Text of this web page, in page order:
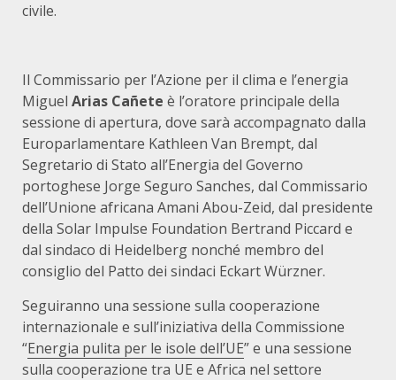
civile.
Il Commissario per l’Azione per il clima e l’energia
Miguel Arias Cañete è l’oratore principale della
sessione di apertura, dove sarà accompagnato dalla
Europarlamentare Kathleen Van Brempt, dal
Segretario di Stato all’Energia del Governo
portoghese Jorge Seguro Sanches, dal Commissario
dell’Unione africana Amani Abou-Zeid, dal presidente
della Solar Impulse Foundation Bertrand Piccard e
dal sindaco di Heidelberg nonché membro del
consiglio del Patto dei sindaci Eckart Würzner.
Seguiranno una sessione sulla cooperazione
internazionale e sull’iniziativa della Commissione
“Energia pulita per le isole dell’UE” e una sessione
sulla cooperazione tra UE e Africa nel settore